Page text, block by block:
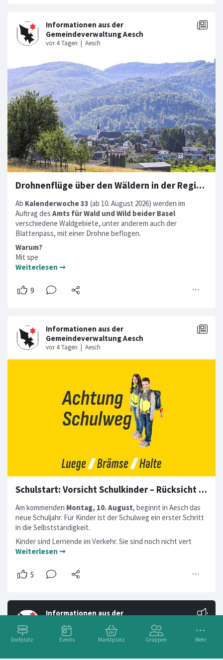
Dorfplatz Events Marktplatz Gruppen Mehr
Drohnenflüge über den Wäldern in der Region Aesch
Ab Kalenderwoche 33 (ab 10. August 2026) werden im
Auftrag des Amts für Wald und Wild beider Basel
verschiedene Waldgebiete, unter anderem auch der
Blattenpass, mit einer Drohne beflogen.
Warum?
Mit spe
Weiterlesen ➞
Schulstart: Vorsicht Schulkinder – Rücksicht im Verkehr!
Am kommenden Montag, 10. August, beginnt in Aesch das
neue Schuljahr. Für Kinder ist der Schulweg ein erster Schritt
in die Selbstständigkeit.
Kinder sind Lernende im Verkehr. Sie sind noch nicht vert
Weiterlesen ➞